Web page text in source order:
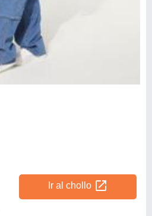
Ir al chollo open_in_new